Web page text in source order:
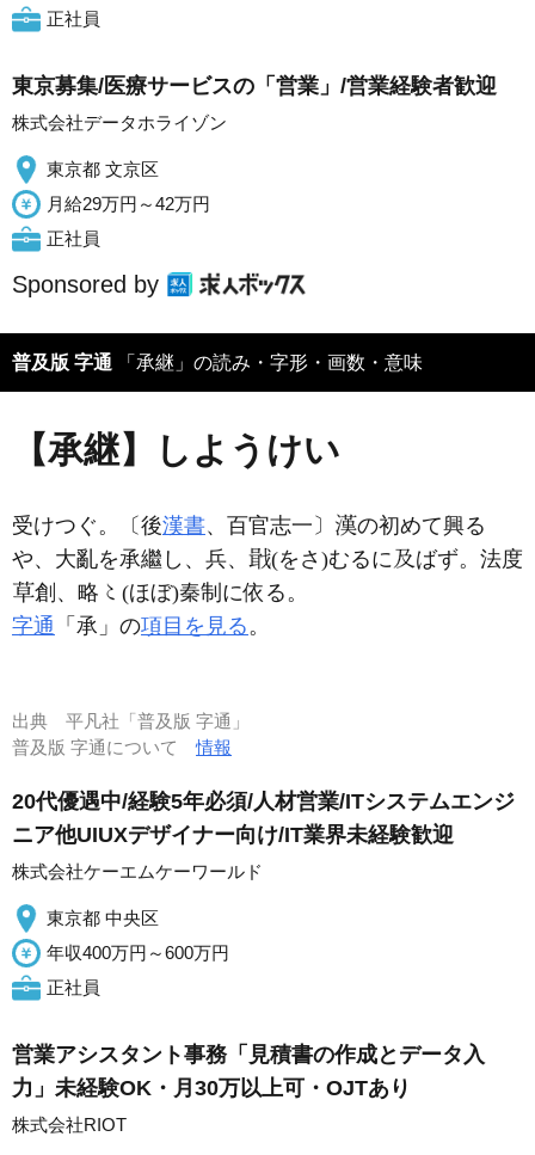
正社員
東京募集/医療サービスの「営業」/営業経験者歓迎
株式会社データホライゾン
東京都 文京区
月給29万円～42万円
正社員
Sponsored by
普及版 字通 「承継」の読み・字形・画数・意味
【承継】しようけい
受けつぐ。〔後漢書、百官志一〕
の初めて興る
や、大亂を承繼し、兵、
(をさ)むるに
ばず。法度
創、略
(ほぼ)秦制に依る。
字通 「承」の項目を見る。
出典 平凡社「普及版 字通」
普及版 字通について情報
20代優遇中/経験5年必須/人材営業/ITシステムエンジ
ニア他UIUXデザイナー向け/IT業界未経験歓迎
株式会社ケーエムケーワールド
東京都 中央区
年収400万円～600万円
正社員
営業アシスタント事務「見積書の作成とデータ入
力」未経験OK・月30万以上可・OJTあり
株式会社RIOT